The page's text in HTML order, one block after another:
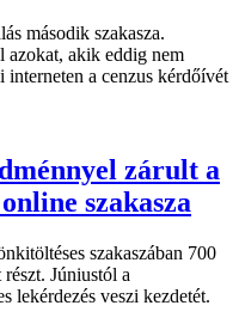
második szakasza.
azokat, akik eddig nem
a cenzus kérdőívét
zárult a
szakasza
szakaszában 700
Júniustól a
lekérdezés veszi kezdetét.